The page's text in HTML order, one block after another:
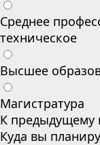
Среднее
техническое
Высшее
Магистратура
К предыдущему
Куда вы